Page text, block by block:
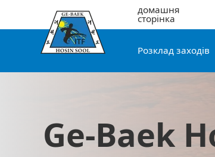
домашня
сторінка
Розклад заходів
Ge-Baek